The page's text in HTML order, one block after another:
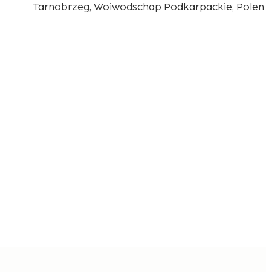
Tarnobrzeg, Woiwodschap Podkarpackie, Polen